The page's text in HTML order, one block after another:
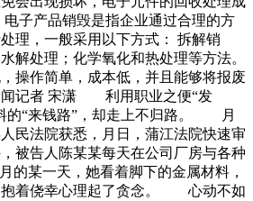
子产品销毁是指企业通过合理的方
理，一般采用以下方式： 拆解销
解处理；化学氧化和热处理等方法。
操作简单，成本低，并且能够将报废
闻记者 宋潇 利用职业之便“发
的“来钱路”，却走上不归路。 月
民法院获悉，月日，蒲江法院快速审
被告人陈某某每天在公司厂房与各种
的某一天，她看着脚下的金属材料，
抱着侥幸心理起了贪念。 心动不如